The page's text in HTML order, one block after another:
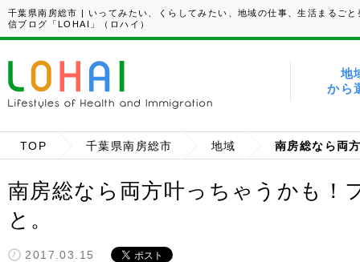
千葉県南房総市 | いってみたい、くらしてみたい、地域の仕事、生活まるごと
信ブログ「LOHAI」（ロハイ）
地
から
TOP 千葉県南房総市 地域
南房総なら両方叶っちゃうかも！
と。
2017.03.15